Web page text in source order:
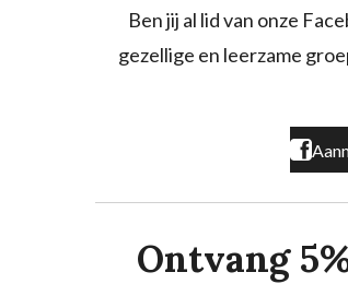
Ben jij al lid van onze
gezellige en leerzame
Ontvang